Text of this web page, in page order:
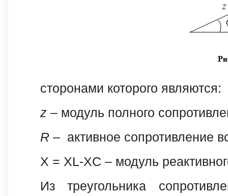
сторонами которого являются:
z – модуль полного
R – активное сопротивление
X = XL-XC – модуль
Из треугольника